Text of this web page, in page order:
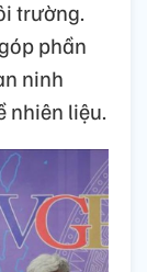
trường.
phần
ninh
nhiên liệu.